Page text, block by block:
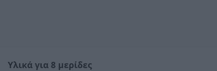
Υλικά για 8 μερίδες